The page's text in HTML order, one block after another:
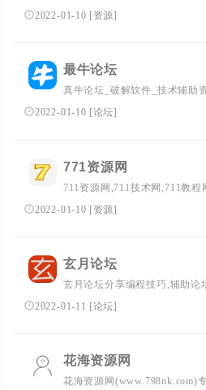
量原创辅助资源
2022-01-10 [资源]
最牛论坛
真牛论坛_破解软件_技术辅助
2022-01-10 [论坛]
771资源网
711资源网,711技术网,711教程
软件,网站源码,qq技术,小刀娱乐
2022-01-10 [资源]
玄月论坛
玄月论坛分享编程技巧,辅助论
游戏,易语言源码等欢迎各位资
2022-01-11 [论坛]
花海资源网
花海资源网(www.798nk.com)